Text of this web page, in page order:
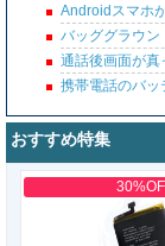
Androidスマホ
バッググラウン
通話後画面が真
携帯電話のバッ
おすすめ特集